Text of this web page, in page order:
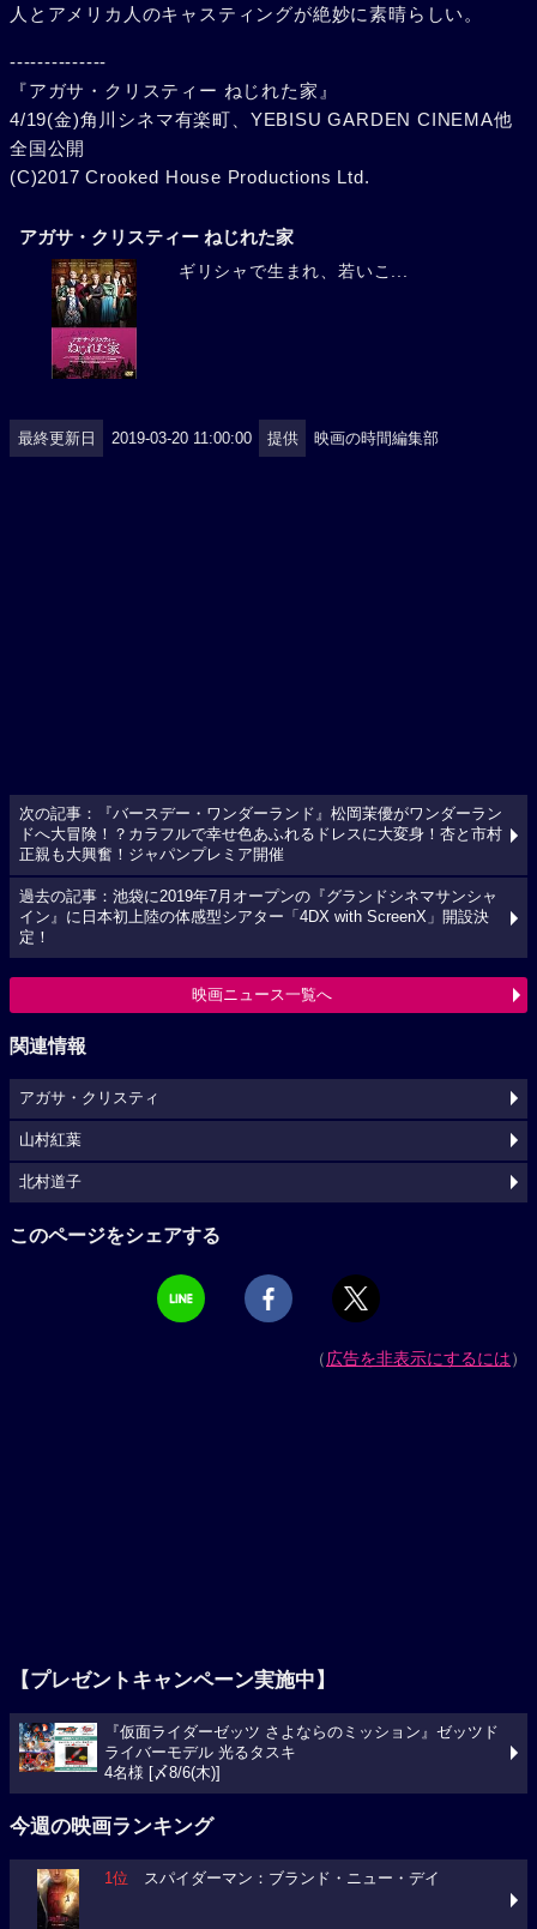
人とアメリカ人のキャスティングが絶妙に素晴らしい。
--------------
『アガサ・クリスティー ねじれた家』
4/19(金)角川シネマ有楽町、YEBISU GARDEN CINEMA他
全国公開
(C)2017 Crooked House Productions Ltd.
アガサ・クリスティー ねじれた家
ギリシャで生まれ、若いこ...
最終更新日 2019-03-20 11:00:00 提供 映画の時間編集部
次の記事：『バースデー・ワンダーランド』松岡茉優がワンダーラン
ドへ大冒険！？カラフルで幸せ色あふれるドレスに大変身！杏と市村
正親も大興奮！ジャパンプレミア開催
過去の記事：池袋に2019年7月オープンの『グランドシネマサンシャ
イン』に日本初上陸の体感型シアター「4DX with ScreenX」開設決
定！
映画ニュース一覧へ
関連情報
アガサ・クリスティ
山村紅葉
北村道子
このページをシェアする
（広告を非表示にするには）
【プレゼントキャンペーン実施中】
『仮面ライダーゼッツ さよならのミッション』ゼッツド
ライバーモデル 光るタスキ
4名様 [〆8/6(木)]
今週の映画ランキング
1位 スパイダーマン：ブランド・ニュー・デイ